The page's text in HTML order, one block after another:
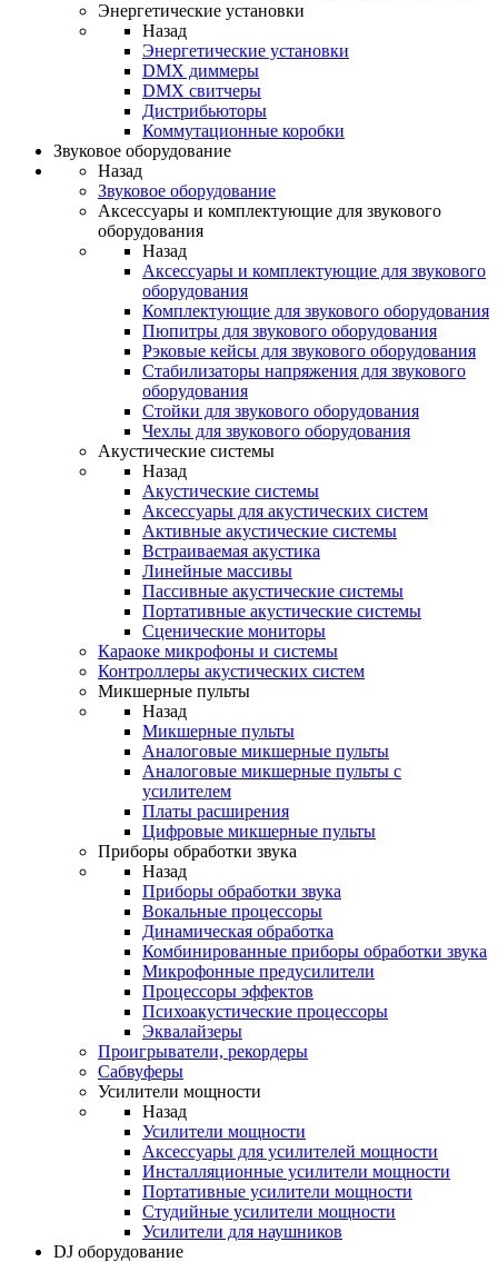
Энергетические установки
Назад
Энергетические установки
DMX диммеры
DMX свитчеры
Дистрибьюторы
Коммутационные коробки
Звуковое оборудование
Назад
Звуковое оборудование
Аксессуары и комплектующие для звукового
оборудования
Назад
Аксессуары и комплектующие для звукового
оборудования
Комплектующие для звукового оборудования
Пюпитры для звукового оборудования
Рэковые кейсы для звукового оборудования
Стабилизаторы напряжения для звукового
оборудования
Стойки для звукового оборудования
Чехлы для звукового оборудования
Акустические системы
Назад
Акустические системы
Аксессуары для акустических систем
Активные акустические системы
Встраиваемая акустика
Линейные массивы
Пассивные акустические системы
Портативные акустические системы
Сценические мониторы
Караоке микрофоны и системы
Контроллеры акустических систем
Микшерные пульты
Назад
Микшерные пульты
Аналоговые микшерные пульты
Аналоговые микшерные пульты с
усилителем
Платы расширения
Цифровые микшерные пульты
Приборы обработки звука
Назад
Приборы обработки звука
Вокальные процессоры
Динамическая обработка
Комбинированные приборы обработки звука
Микрофонные предусилители
Процессоры эффектов
Психоакустические процессоры
Эквалайзеры
Проигрыватели, рекордеры
Сабвуферы
Усилители мощности
Назад
Усилители мощности
Аксессуары для усилителей мощности
Инсталляционные усилители мощности
Портативные усилители мощности
Студийные усилители мощности
Усилители для наушников
DJ оборудование